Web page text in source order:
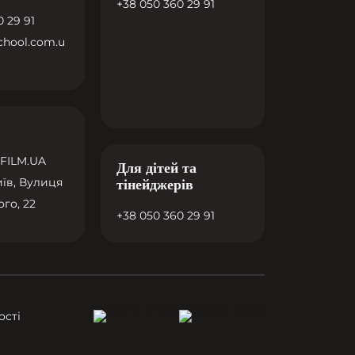
29 91
FILM.UA
Вулиця
22
+38 050 360 29 91
Для дітей та
тінейджерів
+38 050 360 29 91